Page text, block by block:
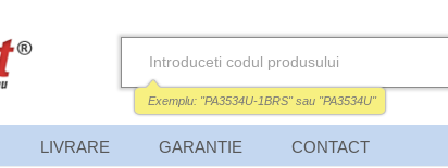
LIVRARE GARANTIE CONTACT
Exemplu: "PA3534U-1BRS" sau "PA3534U"